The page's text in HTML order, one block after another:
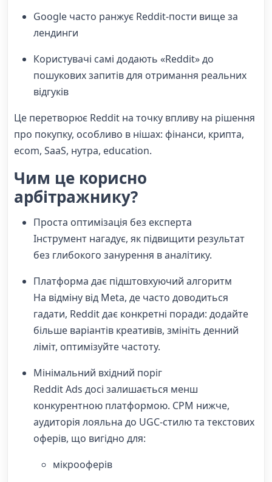
Google часто ранжує Reddit-пости вище за
лендинги
Користувачі самі додають «Reddit» до
пошукових запитів для отримання реальних
відгуків
Це перетворює Reddit на точку впливу на рішення
про покупку, особливо в нішах: фінанси, крипта,
ecom, SaaS, нутра, education.
Чим це корисно
арбітражнику?
Проста оптимізація без експерта
Інструмент нагадує, як підвищити результат
без глибокого занурення в аналітику.
Платформа дає підштовхуючий алгоритм
На відміну від Meta, де часто доводиться
гадати, Reddit дає конкретні поради: додайте
більше варіантів креативів, змініть денний
ліміт, оптимізуйте частоту.
Мінімальний вхідний поріг
Reddit Ads досі залишається менш
конкурентною платформою. CPM нижче,
аудиторія лояльна до UGC-стилю та текстових
оферів, що вигідно для:
мікрооферів